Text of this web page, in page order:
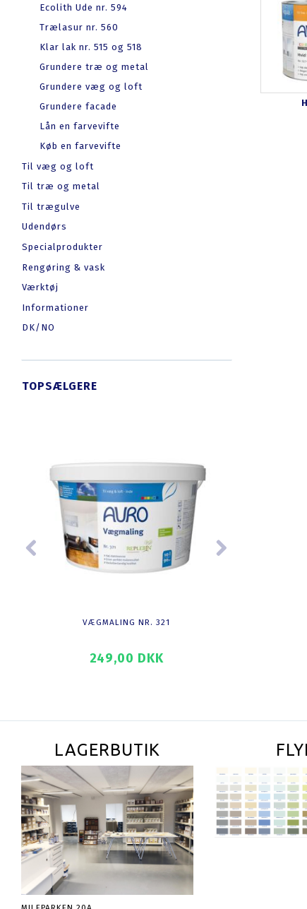
Ecolith Ude nr. 594
Trælasur nr. 560
Klar lak nr. 515 og 518
Grundere træ og metal
Grundere væg og loft
Grundere facade
Lån en farvevifte
Køb en farvevifte
Til væg og loft
Til træ og metal
Til trægulve
Udendørs
Specialprodukter
Rengøring & vask
Værktøj
Informationer
DK/NO
TOPSÆLGERE
VÆGMALING NR. 321
249,00 DKK
LAGERBUTIK